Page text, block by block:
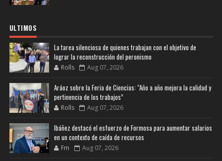
ULTIMOS
La tarea silenciosa de quienes trabajan con el objetivo de
lograr la reconstrucción del peronismo
Rolls Aug 07, 2026
Aráoz sobre la Feria de Ciencias: “Año a año mejora la calidad y
pertinencia de los trabajos”
Rolls Aug 07, 2026
Ibáñez destacó el esfuerzo de Formosa para aumentar salarios
en un contexto de caída de recursos
Fm Aug 07, 2026